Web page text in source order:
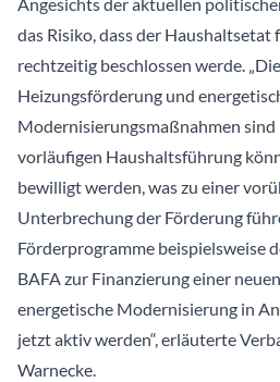
Angesichts der aktuellen
das Risiko, dass der Haushaltsetat
rechtzeitig beschlossen werde.
Heizungsförderung und
Modernisierungsmaßnahmen
vorläufigen Haushaltsführung
bewilligt werden, was zu einer
Unterbrechung der Förderung
Förderprogramme beispielsweise
BAFA zur Finanzierung einer
energetische Modernisierung in
jetzt aktiv werden“, erläuterte
Warnecke.